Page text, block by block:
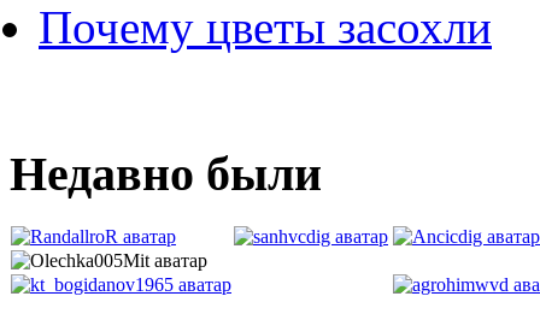
Почему цветы засохли
Недавно были